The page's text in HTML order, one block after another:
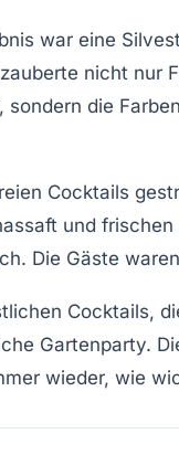
war eine
nicht nur
die
Cocktails
und
Die Gäste
Cocktails,
Gartenparty.
wieder, wie